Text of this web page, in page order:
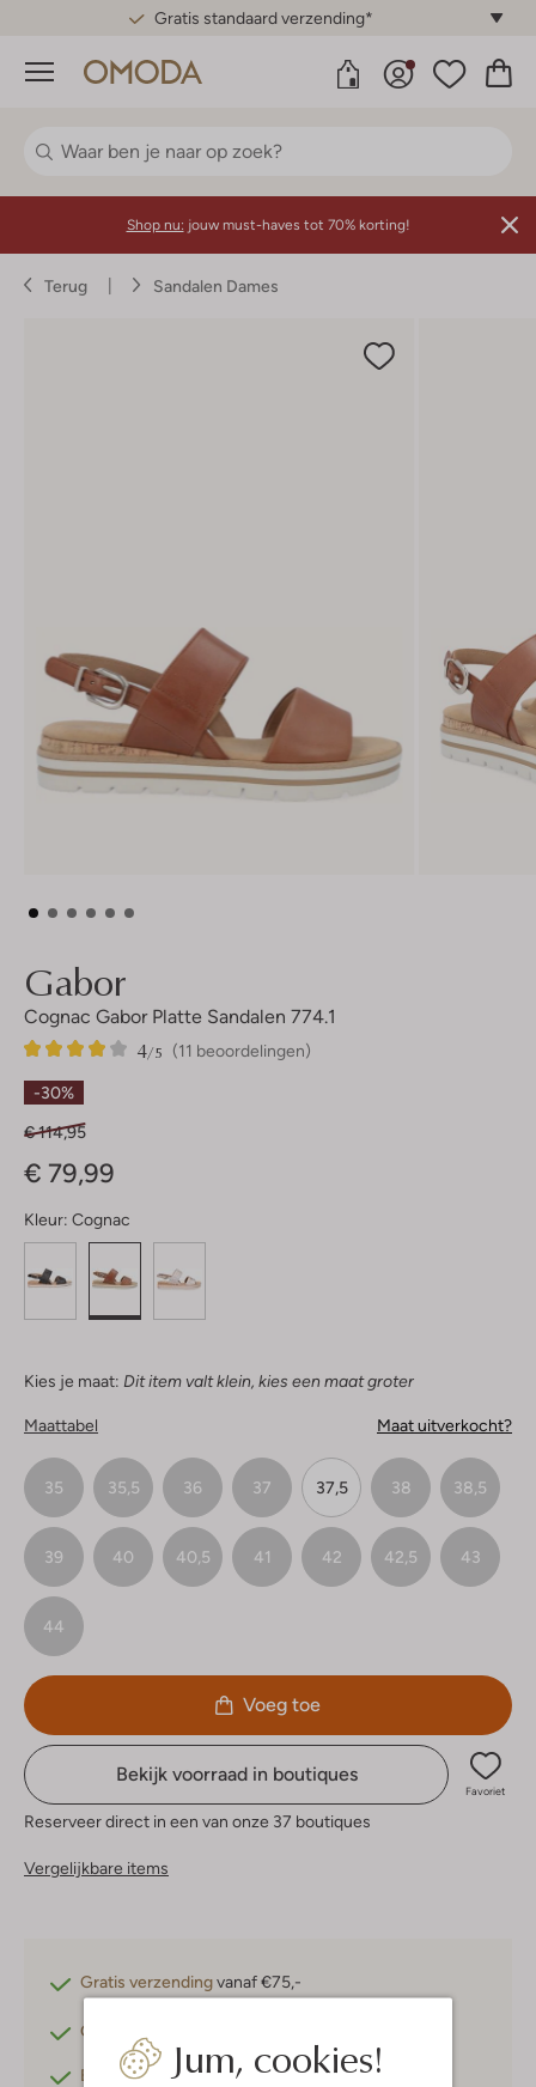
Gratis standaard verzending*
Menu
Jum, cookies!
Shop nu: jouw must-haves tot 70% korting!
Terug Sandalen Dames
Gabor
Cognac Gabor Platte Sandalen 774.1
(11 beoordelingen)
4/5
11
4
Sterren
-30%
€ 114,95
€ 79,99
Kleur: Cognac
Kies je maat: Dit item valt klein, kies een maat groter
Maattabel Maat uitverkocht?
35 35,5 36 37 37,5 38 38,5
39 40 40,5 41 42 42,5 43
44
Voeg toe
Bekijk voorraad in boutiques
Favoriet
Reserveer direct in een van onze 37 boutiques
Vergelijkbare items
Gratis verzendingvanaf €75,-
Gratis retourneren
Betaal achterafmet Klarna